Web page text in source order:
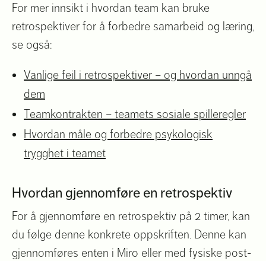
For mer innsikt i hvordan team kan bruke
retrospektiver for å forbedre samarbeid og læring,
se også:
Vanlige feil i retrospektiver – og hvordan unngå
dem
Teamkontrakten – teamets sosiale spilleregler
Hvordan måle og forbedre psykologisk
trygghet i teamet
Hvordan gjennomføre en retrospektiv
For å gjennomføre en retrospektiv på 2 timer, kan
du følge denne konkrete oppskriften. Denne kan
gjennomføres enten i Miro eller med fysiske post-